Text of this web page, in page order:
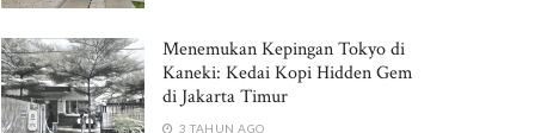
Menemukan Kepingan Tokyo di
Kaneki: Kedai Kopi Hidden Gem
di Jakarta Timur
3 TAHUN AGO